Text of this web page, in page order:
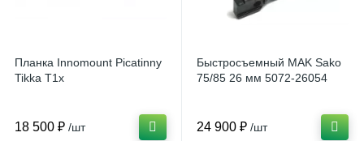
Планка Innomount Picatinny
Tikka T1x
18 500 ₽ /шт
Быстросъемный MAK Sako
75/85 26 мм 5072-26054
24 900 ₽ /шт